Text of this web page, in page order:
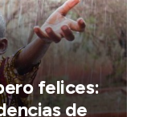
felices:
de